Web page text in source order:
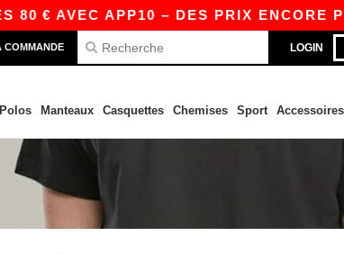
APP10 – DES PRIX ENCORE PLUS
LOGIN
COMMANDE
Polos Manteaux Casquettes Chemises Sport Accessoires